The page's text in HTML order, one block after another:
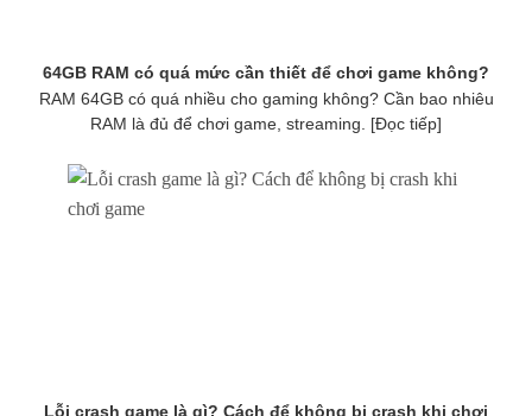
64GB RAM có quá mức cần thiết để chơi game không?
RAM 64GB có quá nhiều cho gaming không? Cần bao nhiêu
RAM là đủ để chơi game, streaming. [Đọc tiếp]
Lỗi crash game là gì? Cách để không bị crash khi chơi